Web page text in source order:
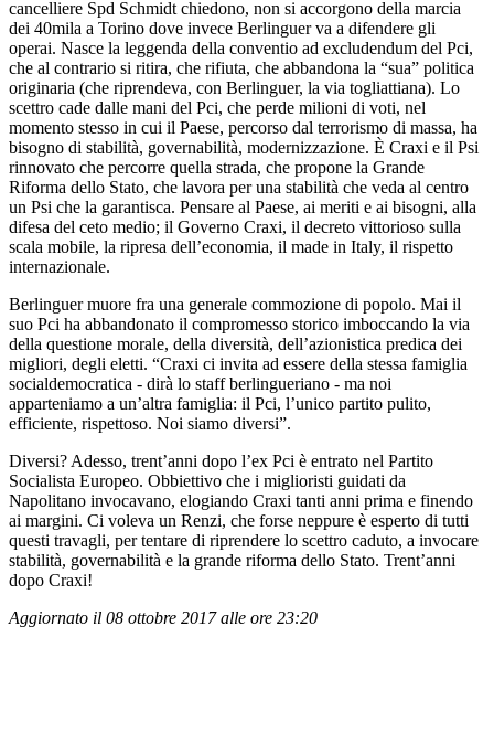
cancelliere Spd Schmidt chiedono, non si accorgono della marcia
dei 40mila a Torino dove invece Berlinguer va a difendere gli
operai. Nasce la leggenda della conventio ad excludendum del Pci,
che al contrario si ritira, che rifiuta, che abbandona la “sua” politica
originaria (che riprendeva, con Berlinguer, la via togliattiana). Lo
scettro cade dalle mani del Pci, che perde milioni di voti, nel
momento stesso in cui il Paese, percorso dal terrorismo di massa, ha
bisogno di stabilità, governabilità, modernizzazione. È Craxi e il Psi
rinnovato che percorre quella strada, che propone la Grande
Riforma dello Stato, che lavora per una stabilità che veda al centro
un Psi che la garantisca. Pensare al Paese, ai meriti e ai bisogni, alla
difesa del ceto medio; il Governo Craxi, il decreto vittorioso sulla
scala mobile, la ripresa dell’economia, il made in Italy, il rispetto
internazionale.
Berlinguer muore fra una generale commozione di popolo. Mai il
suo Pci ha abbandonato il compromesso storico imboccando la via
della questione morale, della diversità, dell’azionistica predica dei
migliori, degli eletti. “Craxi ci invita ad essere della stessa famiglia
socialdemocratica - dirà lo staff berlingueriano - ma noi
apparteniamo a un’altra famiglia: il Pci, l’unico partito pulito,
efficiente, rispettoso. Noi siamo diversi”.
Diversi? Adesso, trent’anni dopo l’ex Pci è entrato nel Partito
Socialista Europeo. Obbiettivo che i miglioristi guidati da
Napolitano invocavano, elogiando Craxi tanti anni prima e finendo
ai margini. Ci voleva un Renzi, che forse neppure è esperto di tutti
questi travagli, per tentare di riprendere lo scettro caduto, a invocare
stabilità, governabilità e la grande riforma dello Stato. Trent’anni
dopo Craxi!
Aggiornato il 08 ottobre 2017 alle ore 23:20